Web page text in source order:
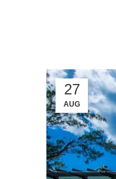
27
AUG